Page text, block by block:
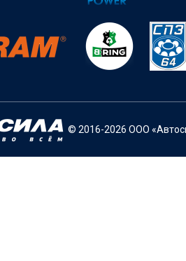
© 2016-2026 ООО